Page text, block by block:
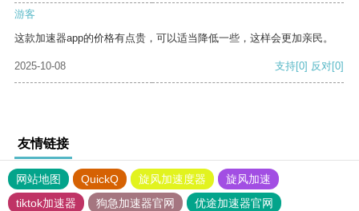
游客
这款加速器app的价格有点贵，可以适当降低一些，这样会更加亲民。
2025-10-08 支持[0] 反对[0]
友情链接
网站地图 QuickQ 旋风加速度器
旋风加速
tiktok加速器
狗急加速器官网
优途加速器官网